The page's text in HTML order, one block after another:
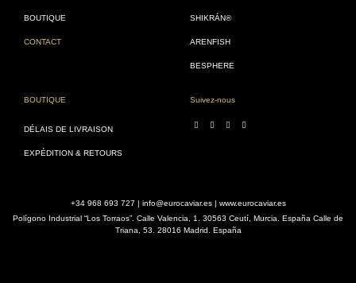
BOUTIQUE
CONTACT
SHIKRÁN®
ARENFISH
BESPHERE
BOUTIQUE
DÉLAIS DE LIVRAISON
EXPÉDITION & RETOURS
Suivez-nous
+34 968 693 727 | info@eurocaviar.es | www.eurocaviar.es
Polígono Industrial “Los Torraos”. Calle Valencia, 1. 30563 Ceutí, Murcia. España Calle de
Triana, 53. 28016 Madrid. España